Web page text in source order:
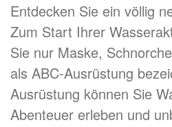
Entdecken Sie ein völlig
Zum Start Ihrer
Sie nur Maske,
als ABC-Ausrüstung
Ausrüstung können Sie
Abenteuer erleben und